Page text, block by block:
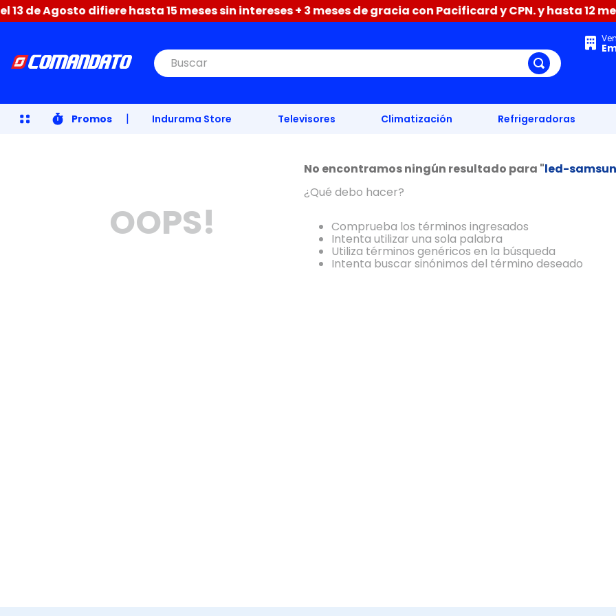
Agosto difiere hasta 15 meses sin intereses + 3 meses de gracia con Pacificard y CPN. y hasta 12
Buscar
Promos | Indurama Store Televisores Climatización Refrigeradoras
OOPS!
No encontramos ningún resultado para "led-
¿Qué debo hacer?
Comprueba los términos ingresados
Intenta utilizar una sola palabra
Utiliza términos genéricos en la búsqueda
Intenta buscar sinónimos del término deseado